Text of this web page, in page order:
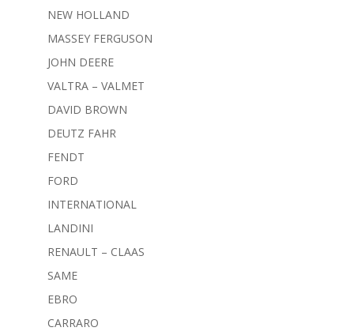
NEW HOLLAND
MASSEY FERGUSON
JOHN DEERE
VALTRA – VALMET
DAVID BROWN
DEUTZ FAHR
FENDT
FORD
INTERNATIONAL
LANDINI
RENAULT – CLAAS
SAME
EBRO
CARRARO